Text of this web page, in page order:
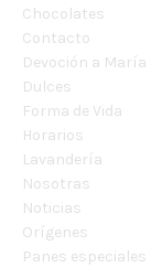
Chocolates
Contacto
Devoción a
Dulces
Forma de Vida
Horarios
Lavandería
Nosotras
Noticias
Orígenes
Panes especiales